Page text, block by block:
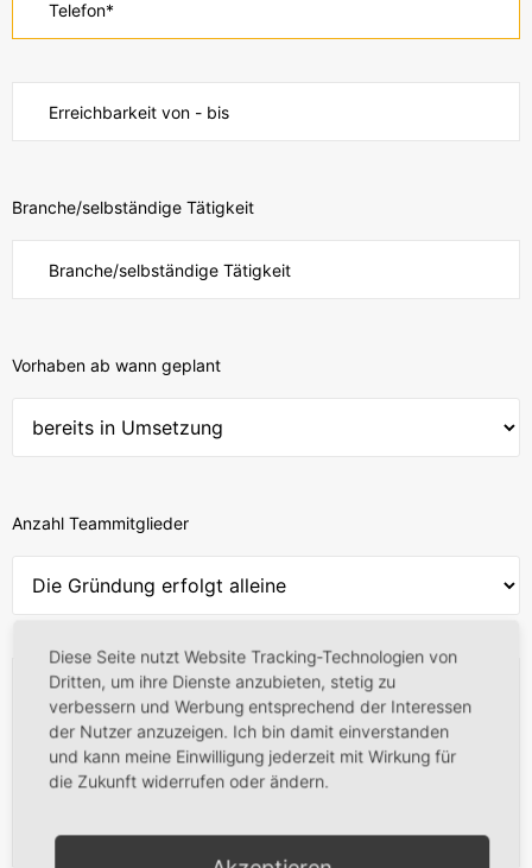
Branche/selbständige Tätigkeit
Vorhaben ab wann geplant
Anzahl Teammitglieder
Diese Seite nutzt Website Tracking-Technologien von
Dritten, um ihre Dienste anzubieten, stetig zu
verbessern und Werbung entsprechend der Interessen
der Nutzer anzuzeigen. Ich bin damit einverstanden
und kann meine Einwilligung jederzeit mit Wirkung für
die Zukunft widerrufen oder ändern.